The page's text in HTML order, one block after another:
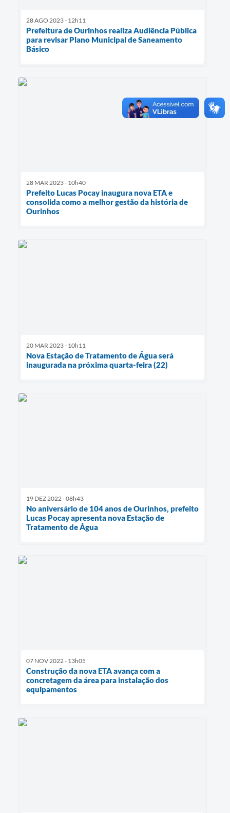
28 AGO 2023 - 12h11
Prefeitura de Ourinhos realiza Audiência Pública
para revisar Plano Municipal de Saneamento
Básico
28 MAR 2023 - 10h40
Prefeito Lucas Pocay inaugura nova ETA e
consolida como a melhor gestão da história de
Ourinhos
20 MAR 2023 - 10h11
Nova Estação de Tratamento de Água será
inaugurada na próxima quarta-feira (22)
19 DEZ 2022 - 08h43
No aniversário de 104 anos de Ourinhos, prefeito
Lucas Pocay apresenta nova Estação de
Tratamento de Água
07 NOV 2022 - 13h05
Construção da nova ETA avança com a
concretagem da área para instalação dos
equipamentos